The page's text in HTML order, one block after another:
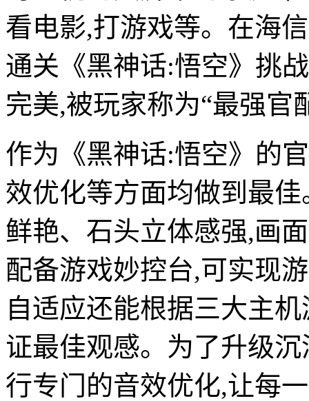
看电影,打游戏等。在海
通关《黑神话:悟空》挑
完美,被玩家称为“最强官
作为《黑神话:悟空》的
效优化等方面均做到最
鲜艳、石头立体感强,画
配备游戏妙控台,可实现
自适应还能根据三大主
证最佳观感。为了升级
行专门的音效优化,让每